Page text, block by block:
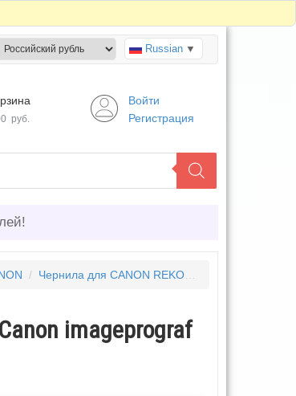
Russian ▼
руб.
Войти
Регистрация
/ Чернила для CANON REKOVA
imageprograf